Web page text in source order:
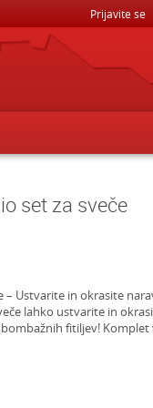
DOSTAVA - PRI NAKUPU
Prijavite se
set za sveče
– Ustvarite in okrasite
lahko ustvarite in
fitiljev!